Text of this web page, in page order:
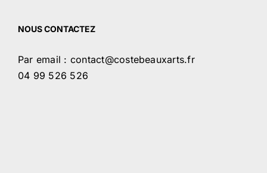
NOUS CONTACTEZ
Par email : contact@costebeauxarts.fr
04 99 526 526